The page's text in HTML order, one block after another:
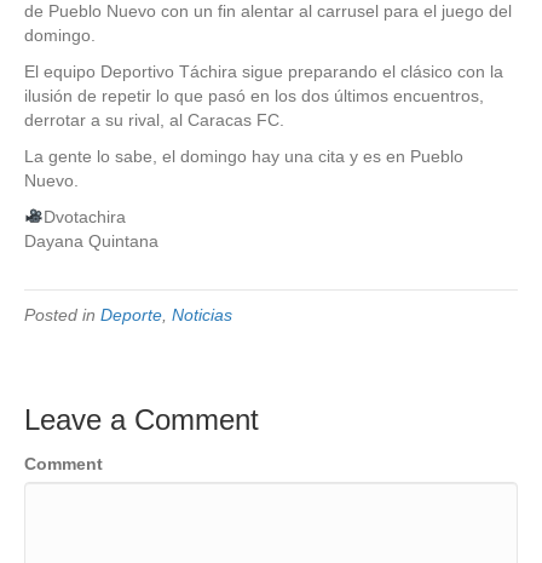
de Pueblo Nuevo con un fin alentar al carrusel para el juego del
domingo.
El equipo Deportivo Táchira sigue preparando el clásico con la
ilusión de repetir lo que pasó en los dos últimos encuentros,
derrotar a su rival, al Caracas FC.
La gente lo sabe, el domingo hay una cita y es en Pueblo
Nuevo.
Dvotachira
Dayana Quintana
Posted in Deporte Noticias
Leave a Comment
Comment